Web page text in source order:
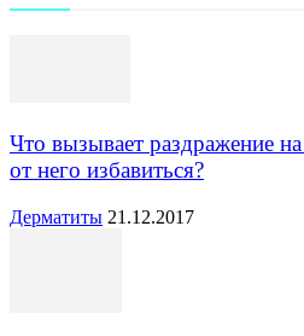
Что вызывает раздражение
от него избавиться?
Дерматиты 21.12.2017